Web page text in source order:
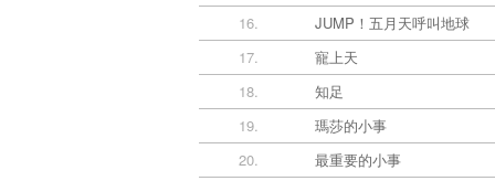
16.
JUMP！五月天呼叫地球
17.
寵上天
18.
知足
19.
瑪莎的小事
20.
最重要的小事